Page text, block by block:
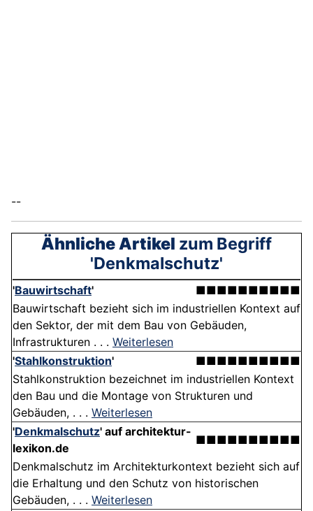
--
Ähnliche Artikel zum Begriff
'Denkmalschutz'
'Bauwirtschaft'
■■■■■■■■■■
Bauwirtschaft bezieht sich im industriellen Kontext auf
den Sektor, der mit dem Bau von Gebäuden,
Infrastrukturen . . . Weiterlesen
'Stahlkonstruktion'
■■■■■■■■■■
Stahlkonstruktion bezeichnet im industriellen Kontext
den Bau und die Montage von Strukturen und
Gebäuden, . . . Weiterlesen
'Denkmalschutz' auf architektur-
lexikon.de
■■■■■■■■■■
Denkmalschutz im Architekturkontext bezieht sich auf
die Erhaltung und den Schutz von historischen
Gebäuden, . . . Weiterlesen